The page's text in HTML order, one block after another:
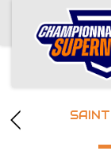
ACCUEIL
ACTUS